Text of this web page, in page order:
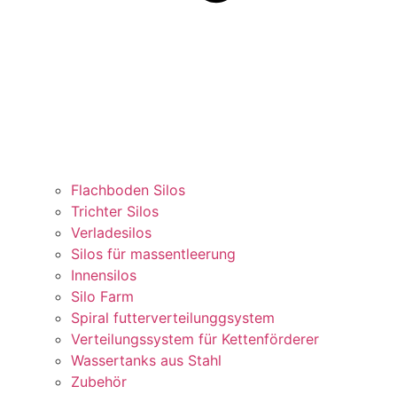
Flachboden Silos
Trichter Silos
Verladesilos
Silos für massentleerung
Innensilos
Silo Farm
Spiral futterverteilunggsystem
Verteilungssystem für Kettenförderer
Wassertanks aus Stahl
Zubehör